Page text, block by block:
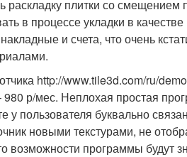
раскладку плитки со
в процессе укладки в
и счета, что очень
http://www.tile3d.com/ru/
р/мес. Неплохая простая
пользователя буквально
новыми текстурами, не
возможности программы будут